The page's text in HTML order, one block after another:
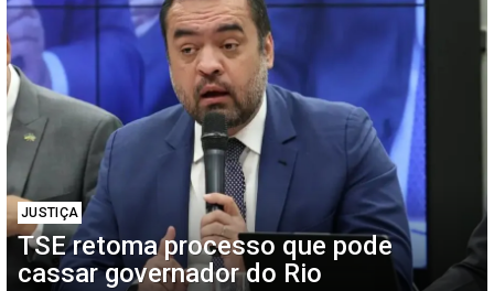
JUSTIÇA
TSE retoma processo que pode
cassar governador do Rio